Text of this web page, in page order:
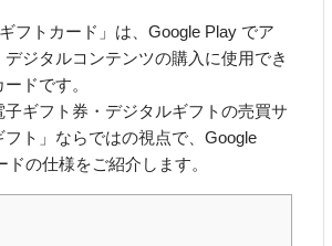
ギフトカード」は、Google Play でア
ジタルコンテンツの購入に使用でき
ドです。
ギフト券・デジタルギフトの売買サ
フト」ならではの視点で、Google
ドの仕様をご紹介します。